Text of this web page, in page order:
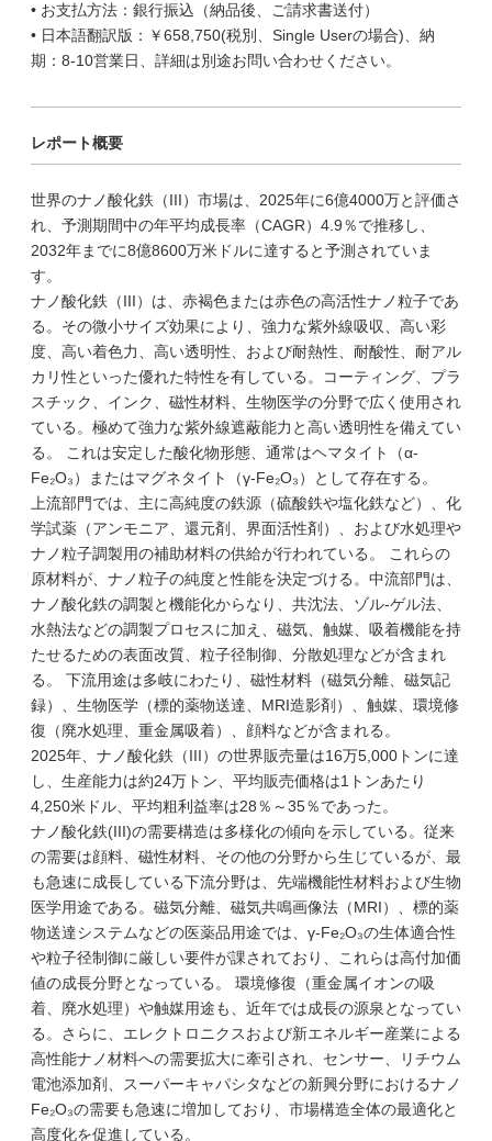
• お支払方法：銀行振込（納品後、ご請求書送付）
• 日本語翻訳版：￥658,750(税別、Single Userの場合)、納
期：8-10営業日、詳細は別途お問い合わせください。
レポート概要
世界のナノ酸化鉄（III）市場は、2025年に6億4000万と評価さ
れ、予測期間中の年平均成長率（CAGR）4.9％で推移し、
2032年までに8億8600万米ドルに達すると予測されていま
す。
ナノ酸化鉄（III）は、赤褐色または赤色の高活性ナノ粒子であ
る。その微小サイズ効果により、強力な紫外線吸収、高い彩
度、高い着色力、高い透明性、および耐熱性、耐酸性、耐アル
カリ性といった優れた特性を有している。コーティング、プラ
スチック、インク、磁性材料、生物医学の分野で広く使用され
ている。極めて強力な紫外線遮蔽能力と高い透明性を備えてい
る。 これは安定した酸化物形態、通常はヘマタイト（α-
Fe₂O₃）またはマグネタイト（γ-Fe₂O₃）として存在する。
上流部門では、主に高純度の鉄源（硫酸鉄や塩化鉄など）、化
学試薬（アンモニア、還元剤、界面活性剤）、および水処理や
ナノ粒子調製用の補助材料の供給が行われている。 これらの
原材料が、ナノ粒子の純度と性能を決定づける。中流部門は、
ナノ酸化鉄の調製と機能化からなり、共沈法、ゾル-ゲル法、
水熱法などの調製プロセスに加え、磁気、触媒、吸着機能を持
たせるための表面改質、粒子径制御、分散処理などが含まれ
る。 下流用途は多岐にわたり、磁性材料（磁気分離、磁気記
録）、生物医学（標的薬物送達、MRI造影剤）、触媒、環境修
復（廃水処理、重金属吸着）、顔料などが含まれる。
2025年、ナノ酸化鉄（III）の世界販売量は16万5,000トンに達
し、生産能力は約24万トン、平均販売価格は1トンあたり
4,250米ドル、平均粗利益率は28％～35％であった。
ナノ酸化鉄(III)の需要構造は多様化の傾向を示している。従来
の需要は顔料、磁性材料、その他の分野から生じているが、最
も急速に成長している下流分野は、先端機能性材料および生物
医学用途である。磁気分離、磁気共鳴画像法（MRI）、標的薬
物送達システムなどの医薬品用途では、γ-Fe₂O₃の生体適合性
や粒子径制御に厳しい要件が課されており、これらは高付加価
値の成長分野となっている。 環境修復（重金属イオンの吸
着、廃水処理）や触媒用途も、近年では成長の源泉となってい
る。さらに、エレクトロニクスおよび新エネルギー産業による
高性能ナノ材料への需要拡大に牽引され、センサー、リチウム
電池添加剤、スーパーキャパシタなどの新興分野におけるナノ
Fe₂O₃の需要も急速に増加しており、市場構造全体の最適化と
高度化を促進している。